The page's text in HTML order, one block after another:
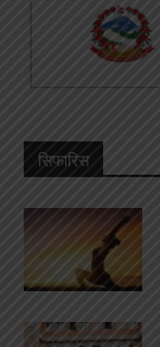
सिफारिस